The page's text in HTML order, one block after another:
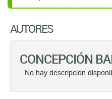
AUTORES
CONCEPCIÓN
No hay descripción